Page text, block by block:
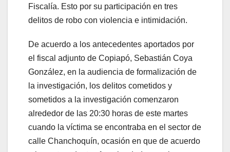
Fiscalía. Esto por su participación en tres
delitos de robo con violencia e intimidación.
De acuerdo a los antecedentes aportados por
el fiscal adjunto de Copiapó, Sebastián Coya
González, en la audiencia de formalización de
la investigación, los delitos cometidos y
sometidos a la investigación comenzaron
alrededor de las 20:30 horas de este martes
cuando la víctima se encontraba en el sector de
calle Chanchoquín, ocasión en que de acuerdo